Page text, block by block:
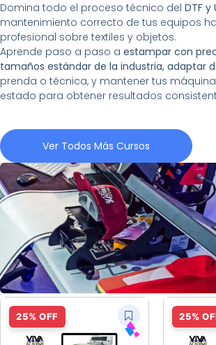
Domina todo el proceso técnico del DTF y
mantenimiento correcto de tus equipos
profesional sobre textiles y objetos.
Aprende paso a paso a estampar con
tamaños estándar de la industria, adaptar
prenda o técnica, y mantener tus
estado para obtener resultados
Ver Todos Más Cursos